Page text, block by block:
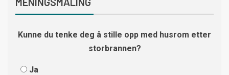
Kunne du tenke deg å stille opp med husrom etter
storbrannen?
Ja